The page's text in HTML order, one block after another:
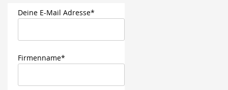
Deine E-Mail Adresse*
Firmenname*